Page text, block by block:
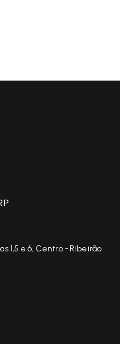
1,5 e 6, Centro - Ribeirão